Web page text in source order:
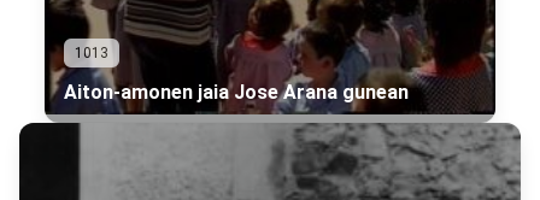
1013
Aiton-amonen jaia Jose Arana gunean